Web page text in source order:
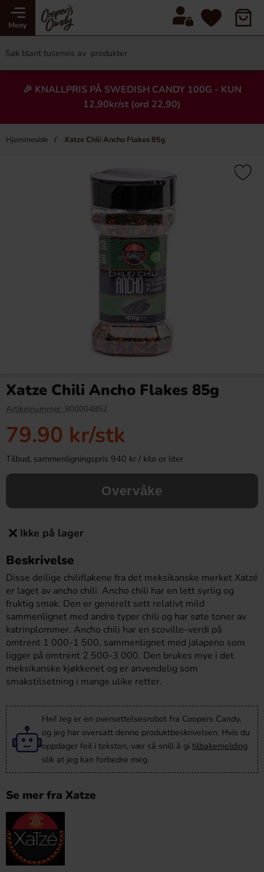
Meny
🎉 KNALLPRIS PÅ SWEDISH CANDY 100G - KUN
12,90kr/st (ord 22,90)
Hjemmeside Xatze Chili Ancho Flakes 85g
Heading
×
frutti 2.6kg
Köp
38.90 kr
Xatze Chili Ancho Flakes 85g
Artikelnummer: 800004852
79.90 kr/stk
Tilbud, sammenligningspris 940 kr / kilo or liter
Overvåke
Ikke på lager
Beskrivelse
Disse deilige chiliflakene fra det meksikanske merket Xatzé
er laget av ancho chili. Ancho chili har en lett syrlig og
fruktig smak. Den er generelt sett relativt mild
sammenlignet med andre typer chili og har søte toner av
katrinplommer. Ancho chili har en scoville-verdi på
omtrent 1 000-1 500, sammenlignet med jalapeno som
ligger på omtrent 2 500-3 000. Den brukes mye i det
meksikanske kjøkkenet og er anvendelig som
smakstilsetning i mange ulike retter.
Hei! Jeg er en oversettelsesrobot fra Coopers Candy,
og jeg har oversatt denne produktbeskrivelsen. Hvis du
oppdager feil i teksten, vær så snill å gi tilbakemelding
slik at jeg kan forbedre meg.
Se mer fra Xatze